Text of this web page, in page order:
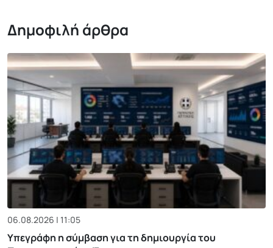
Δημοφιλή άρθρα
06.08.2026 | 11:05
Υπεγράφη η σύμβαση για τη δημιουργία του